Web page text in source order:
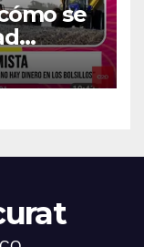
se